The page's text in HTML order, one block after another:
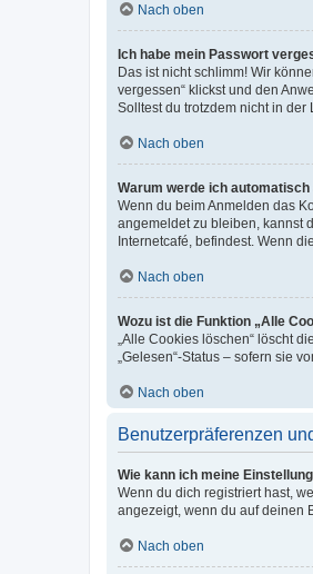
Nach oben
Ich habe mein Passwort
Das ist nicht schlimm! Wir
vergessen“ klickst und den
Solltest du trotzdem nicht in der
Nach oben
Warum werde ich
Wenn du beim Anmelden das
angemeldet zu bleiben, kannst
Internetcafé, befindest. Wenn
Nach oben
Wozu ist die Funktion „Alle
„Alle Cookies löschen“ löscht
„Gelesen“-Status – sofern sie
Nach oben
Benutzerpräferenzen
Wie kann ich meine
Wenn du dich registriert hast,
angezeigt, wenn du auf deinen
Nach oben